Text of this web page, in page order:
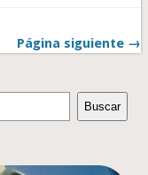
Página siguiente →
Buscar